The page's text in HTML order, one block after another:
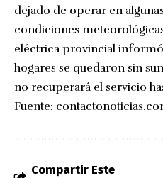
dejado de operar en
condiciones
eléctrica provincial
hogares se quedaron sin
no recuperará el servicio
Fuente:
Compartir Este